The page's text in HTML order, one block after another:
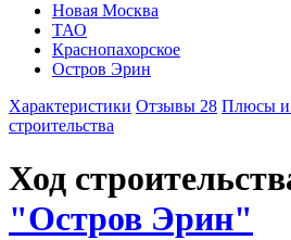
Новая Москва
ТАО
Краснопахорское
Остров Эрин
Характеристики Отзывы 28 Плюсы
строительства
Ход
"Остров Эрин"